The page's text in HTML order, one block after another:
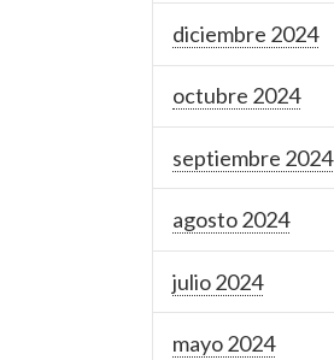
diciembre 2024
octubre 2024
septiembre 2024
agosto 2024
julio 2024
mayo 2024